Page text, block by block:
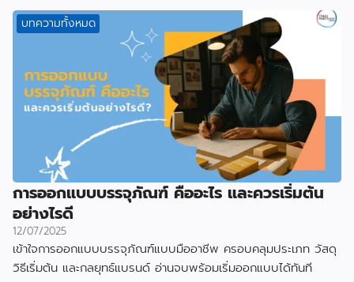
บทความทั้งหมด
การออกแบบบรรจุภัณฑ์ คืออะไร และควรเริ่มต้น
อย่างไรดี
12/07/2025
เข้าใจการออกแบบบรรจุภัณฑ์แบบมืออาชีพ ครอบคลุมประเภท วัสดุ
วิธีเริ่มต้น และกลยุทธ์แบรนด์ อ่านจบพร้อมเริ่มออกแบบได้ทันที